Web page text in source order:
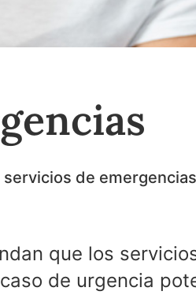
de
que los
de urgencia